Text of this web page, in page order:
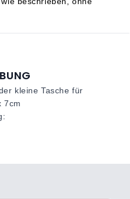
kleine Tasche für
7cm